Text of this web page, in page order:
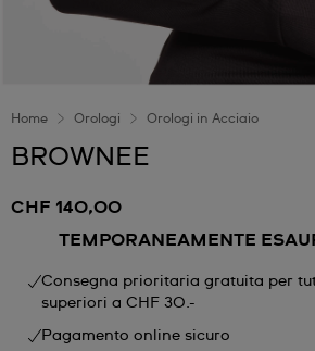
Home Orologi Orologi in Acciaio
BROWNEE
CHF 140,00
TEMPORANEAMENTE
Consegna prioritaria gratuita per
superiori a CHF 30.-
Pagamento online sicuro